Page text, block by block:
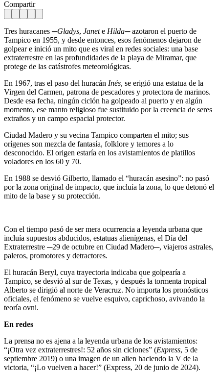
Compartir
Tres huracanes ─Gladys, Janete Hilda─ azotaron el puerto de
Tampico en 1955, y desde entonces, esos fenómenos dejaron de
golpear e inició un mito que es viral en redes sociales: una base
extraterrestre en las profundidades de la playa de Miramar, que
protege de las catástrofes meteorológicas.
En 1967, tras el paso del huracán Inés, se erigió una estatua de la
Virgen del Carmen, patrona de pescadores y protectora de marinos.
Desde esa fecha, ningún ciclón ha golpeado al puerto y en algún
momento, ese manto religioso fue sustituido por la creencia de seres
extraños y un campo espacial protector.
Ciudad Madero y su vecina Tampico comparten el mito; sus
orígenes son mezcla de fantasía, folklore y temores a lo
desconocido. El origen estaría en los avistamientos de platillos
voladores en los 60 y 70.
En 1988 se desvió Gilberto, llamado el “huracán asesino”: no pasó
por la zona original de impacto, que incluía la zona, lo que detonó el
mito de la base y su protección.
Con el tiempo pasó de ser mera ocurrencia a leyenda urbana que
incluía supuestos abducidos, estatuas alienígenas, el Día del
Extraterrestre ─29 de octubre en Ciudad Madero─, viajeros astrales,
paleros, promotores y detractores.
El huracán Beryl, cuya trayectoria indicaba que golpearía a
Tampico, se desvió al sur de Texas, y después la tormenta tropical
Alberto se dirigió al norte de Veracruz. No importa los pronósticos
oficiales, el fenómeno se vuelve esquivo, caprichoso, avivando la
teoría ovni.
En redes
La prensa no es ajena a la leyenda urbana de los avistamientos:
“¡Otra vez extraterrestres!: 52 años sin ciclones” (Express, 5 de
septiembre 2019) o una imagen de un alien haciendo la V de la
victoria, “¡Lo vuelven a hacer!” (Express, 20 de junio de 2024).